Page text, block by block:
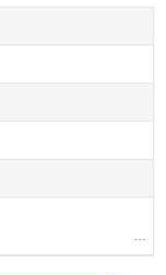
きます。 ★正社
タッフも、正
内支給※定期昇給によ